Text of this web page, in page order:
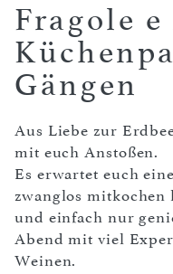
Fragole
Gängen
Aus Liebe zur
mit euch Anstoßen.
Es erwartet euch
zwanglos mitkochen
und einfach nur
Abend mit viel
Weinen.